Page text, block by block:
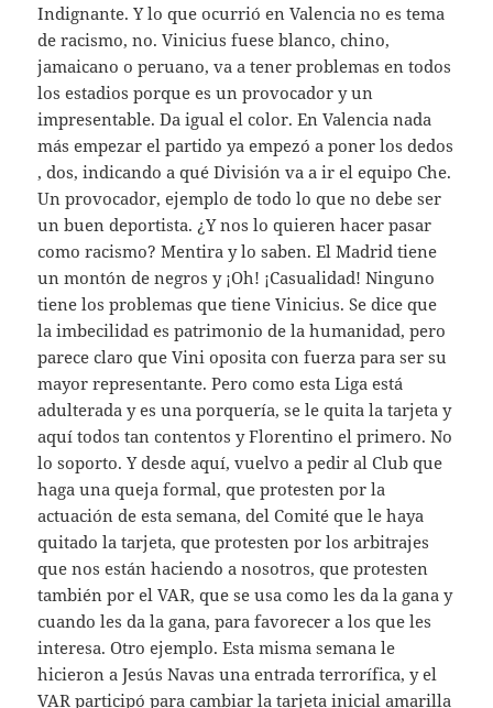
Indignante. Y lo que ocurrió en Valencia no es tema
de racismo, no. Vinicius fuese blanco, chino,
jamaicano o peruano, va a tener problemas en todos
los estadios porque es un provocador y un
impresentable. Da igual el color. En Valencia nada
más empezar el partido ya empezó a poner los dedos
, dos, indicando a qué División va a ir el equipo Che.
Un provocador, ejemplo de todo lo que no debe ser
un buen deportista. ¿Y nos lo quieren hacer pasar
como racismo? Mentira y lo saben. El Madrid tiene
un montón de negros y ¡Oh! ¡Casualidad! Ninguno
tiene los problemas que tiene Vinicius. Se dice que
la imbecilidad es patrimonio de la humanidad, pero
parece claro que Vini oposita con fuerza para ser su
mayor representante. Pero como esta Liga está
adulterada y es una porquería, se le quita la tarjeta y
aquí todos tan contentos y Florentino el primero. No
lo soporto. Y desde aquí, vuelvo a pedir al Club que
haga una queja formal, que protesten por la
actuación de esta semana, del Comité que le haya
quitado la tarjeta, que protesten por los arbitrajes
que nos están haciendo a nosotros, que protesten
también por el VAR, que se usa como les da la gana y
cuando les da la gana, para favorecer a los que les
interesa. Otro ejemplo. Esta misma semana le
hicieron a Jesús Navas una entrada terrorífica, y el
VAR participó para cambiar la tarjeta inicial amarilla